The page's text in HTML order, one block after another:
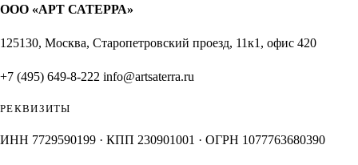
ООО «АРТ САТЕРРА»
125130, Москва, Старопетровский проезд, 11к1, офис 420
+7 (495) 649-8-222 info@artsaterra.ru
РЕКВИЗИТЫ
ИНН 7729590199 · КПП 230901001 · ОГРН 1077763680390